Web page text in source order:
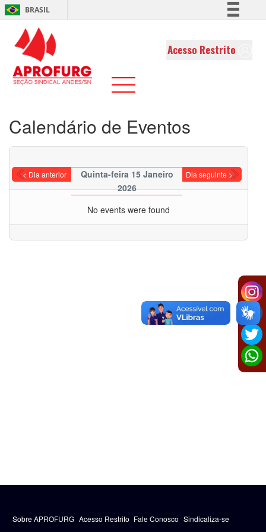
BRASIL
Comunica BR
Acesso Restrito
Calendário de Eventos
< Dia anterior
Quinta-feira 15 Janeiro
2026
Dia seguinte >
No events were found
Sobre APROFURG Acesso Restrito Fale Conosco Sindicaliza-se